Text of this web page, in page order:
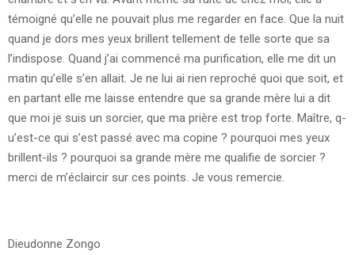
témoigné qu’elle ne pouvait plus me regarder en face. Que la nuit
quand je dors mes yeux brillent tellement de telle sorte que sa
l’indispose. Quand j’ai commencé ma purification, elle me dit un
matin qu’elle s’en allait. Je ne lui ai rien reproché quoi que soit, et
en partant elle me laisse entendre que sa grande mère lui a dit
que moi je suis un sorcier, que ma prière est trop forte. Maître, q­
u’est-ce qui s’est passé avec ma copine ? pourquoi mes yeux
brillent-ils ? pourquoi sa grande mère me qualifie de sorcier ?
merci de m’éclaircir sur ces points. Je vous remercie.
Dieudonne Zongo